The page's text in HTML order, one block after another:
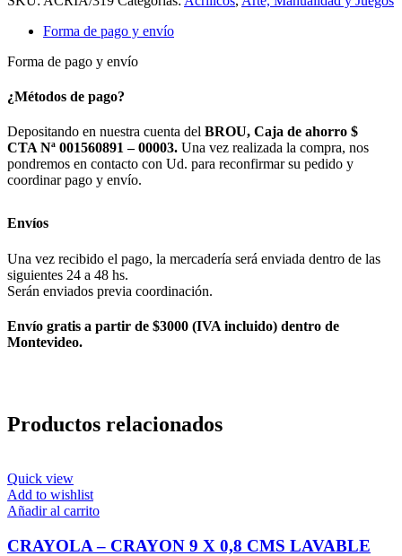
Forma de pago y envío
Forma de pago y envío
¿Métodos de pago?
Depositando en nuestra cuenta del BROU, Caja de ahorro $
CTA Nª 001560891 – 00003. Una vez realizada la compra, nos
pondremos en contacto con Ud. para reconfirmar su pedido y
coordinar pago y envío.
Envíos
Una vez recibido el pago, la mercadería será enviada dentro de las
siguientes 24 a 48 hs.
Serán enviados previa coordinación.
Envío gratis a partir de $3000 (IVA incluido) dentro de
Montevideo.
Productos relacionados
Quick view
Add to wishlist
Añadir al carrito
CRAYOLA – CRAYON 9 X 0,8 CMS LAVABLE